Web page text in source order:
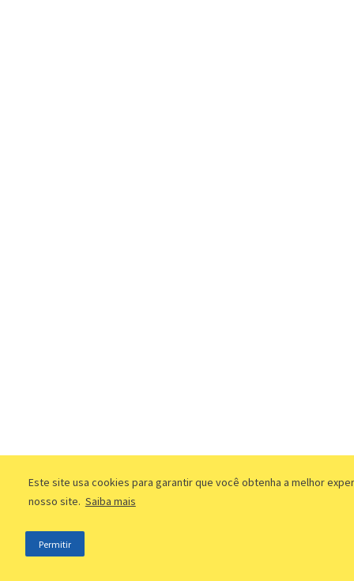
Este site usa cookies para garantir que você obtenha a melhor
nosso site. Saiba mais
Permitir